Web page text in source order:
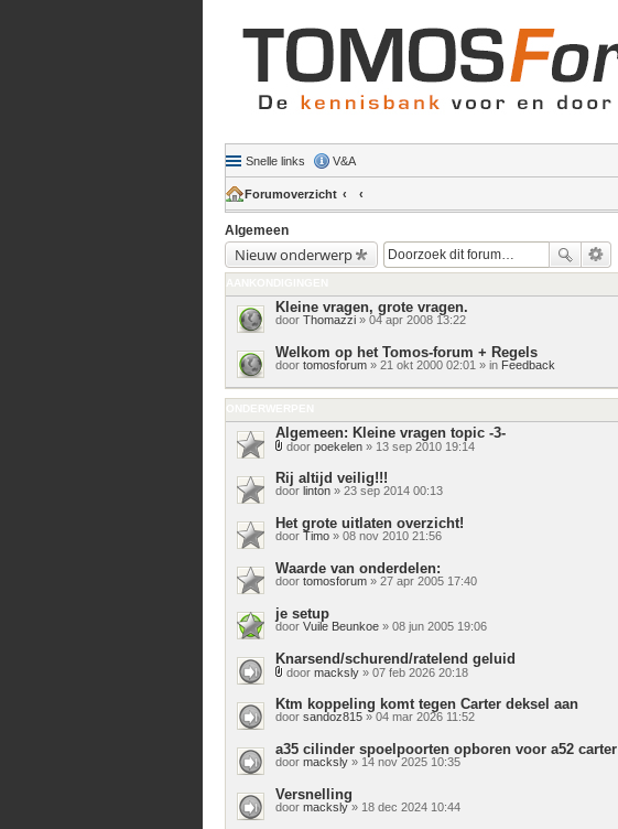
Snelle links V&A
Forumoverzicht
Algemeen
Nieuw onderwerp
Kleine vragen, grote vragen.
door Thomazzi» 04 apr 2008 13:22
Welkom op het Tomos-forum + Regels
door tomosforum» 21 okt 2000 02:01 » in Feedback
Algemeen: Kleine vragen topic -3-
Bijlage(n)
door poekelen» 13 sep 2010 19:14
Rij altijd veilig!!!
door linton» 23 sep 2014 00:13
Het grote uitlaten overzicht!
door Timo» 08 nov 2010 21:56
Waarde van onderdelen:
door tomosforum» 27 apr 2005 17:40
je setup
door Vuile Beunkoe» 08 jun 2005 19:06
Knarsend/schurend/ratelend geluid
door macksly» 07 feb 2026 20:18
Ktm koppeling komt tegen Carter deksel aan
door sandoz815» 04 mar 2026 11:52
a35 cilinder spoelpoorten opboren voor a52 carter
door macksly» 14 nov 2025 10:35
Versnelling
door macksly» 18 dec 2024 10:44